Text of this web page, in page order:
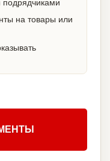
на товары или